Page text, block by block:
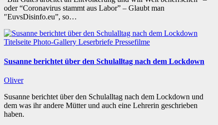
oder “Coronavirus stammt aus Labor” – Glaubt man
″EuvsDisinfo.eu”, so…
Titelseite Photo-Gallery Leserbriefe Pressefilme
Susanne berichtet über den Schulalltag nach dem Lockdown
Oliver
Susanne berichtet über den Schulalltag nach dem Lockdown und
dem was ihr andere Mütter und auch eine Lehrerin geschrieben
haben.